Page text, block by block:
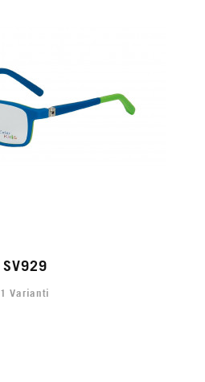
SV929
1 Varianti